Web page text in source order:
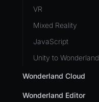
VR
Mixed Reality
JavaScript
Unity to Wonderland
Wonderland Cloud
Introduction
Wonderland Editor